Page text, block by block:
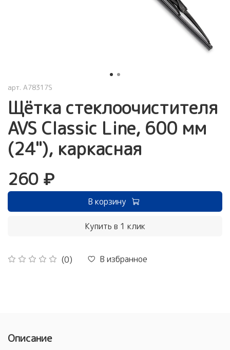
арт. A78317S
Щётка стеклоочистителя
AVS Classic Line, 600 мм
(24"), каркасная
(0) В избранное
260 ₽
В корзину
Купить в 1 клик
Описание